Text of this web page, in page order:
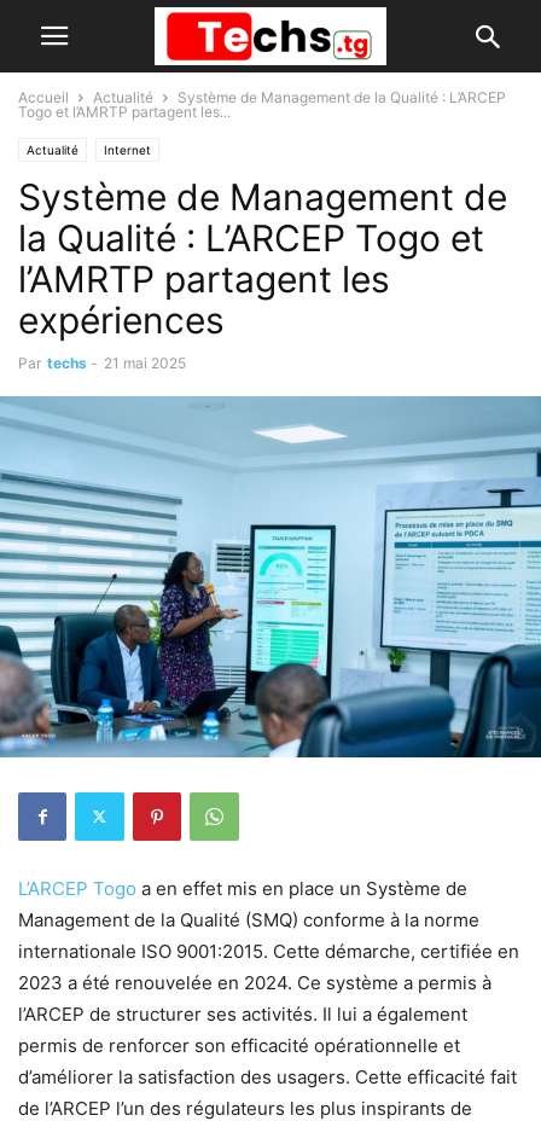
Accueil Actualité
Système de Management de la Qualité : L’ARCEP
Togo et l’AMRTP partagent les...
Actualité Internet
Système de Management de
la Qualité : L’ARCEP Togo et
l’AMRTP partagent les
expériences
Par techs - 21 mai 2025
L’ARCEP Togo a en effet mis en place un Système de
Management de la Qualité (SMQ) conforme à la norme
internationale ISO 9001:2015. Cette démarche, certifiée en
2023 a été renouvelée en 2024. Ce système a permis à
l’ARCEP de structurer ses activités. Il lui a également
permis de renforcer son efficacité opérationnelle et
d’améliorer la satisfaction des usagers. Cette efficacité fait
de l’ARCEP l’un des régulateurs les plus inspirants de